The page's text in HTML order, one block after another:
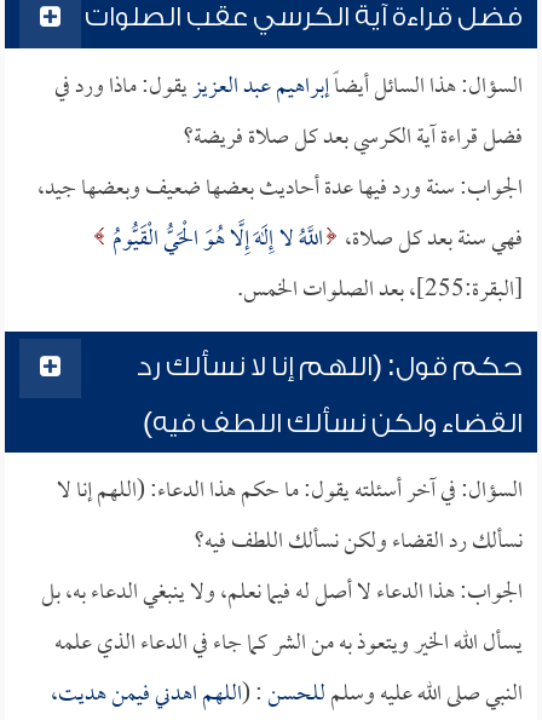
فضل قراءة آية الكرسي عقب الصلوات
السؤال: هذا السائل أيضاًإبراهيم عبد العزيزيقول: ماذا ورد في
فضل قراءة آية الكرسي بعد كل صلاة فريضة؟
الجواب: سنة ورد فيها عدة أحاديث بعضها ضعيف وبعضها جيد،
فهي سنة بعد كل صلاة، اللَّهُ لا إِلَهَ إِلَّا هُوَ الْحَيُّ الْقَيُّومُ
[البقرة:255]، بعد الصلوات الخمس.
حكم قول: (اللهم إنا لا نسألك رد
القضاء ولكن نسألك اللطف فيه)
السؤال: في آخر أسئلته يقول: ما حكم هذا الدعاء: (اللهم إنا لا
نسألك رد القضاء ولكن نسألك اللطف فيه؟
الجواب: هذا الدعاء لا أصل له فيما نعلم، ولا ينبغي الدعاء به، بل
يسأل الله الخير ويتعوذ به من الشر كما جاء في الدعاء الذي علمه
النبي صلى الله عليه وسلمللحسن: (اللهم اهدني فيمن هديت،